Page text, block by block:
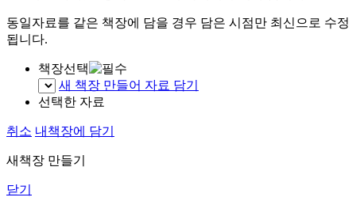
동일자료를 같은 책장에 담을 경우 담은 시점만 최신으로 수정
됩니다.
책장선택
새 책장 만들어 자료 담기
선택한 자료
취소 내책장에 담기
새책장 만들기
닫기